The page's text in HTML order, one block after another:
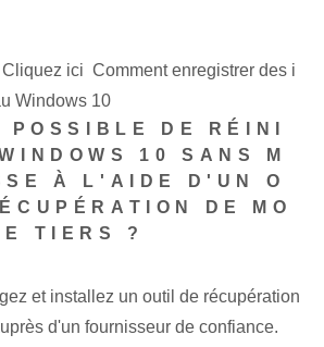
ici Comment enregistrer des i
Windows 10
DE RÉINI
10 SANS M
À L'AIDE D'UN O
DE MO
TIERS ?
et installez un outil de récupération
d'un fournisseur de confiance.